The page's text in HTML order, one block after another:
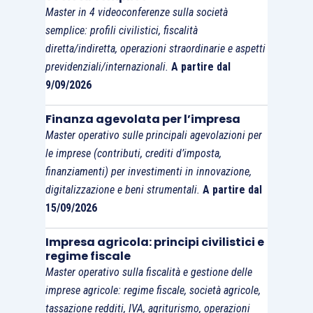
della stessa norma, in base ai quali:
le azioni proprie possono essere
acquistate solo nei limiti degli utili
distribuibili e delle riserve disponibili
risultanti dall’ultimo bilancio regolarmente
approvato. Possono essere acquistate
solo azioni interamente liberate;
l’acquisto deve essere autorizzato
dall’assemblea, che deve stabilire le
modalità di acquisto, il numero massimo
di azioni da acquistare, la durata
dell’autorizzazione all’acquisto (non
superiore a 18 mesi), il corrispettivo
minimo e il corrispettivo massimo da
Master in 4 videoconferenze sulla società
semplice: profili civilistici, fiscalità
diretta/indiretta, operazioni straordinarie e aspetti
previdenziali/internazionali. A partire dal
9/09/2026
Finanza agevolata per l’impresa
Master operativo sulle principali agevolazioni per
le imprese (contributi, crediti d’imposta,
finanziamenti) per investimenti in innovazione,
digitalizzazione e beni strumentali. A partire dal
15/09/2026
Impresa agricola: principi civilistici e
regime fiscale
Master operativo sulla fiscalità e gestione delle
imprese agricole: regime fiscale, società agricole,
tassazione redditi, IVA, agriturismo, operazioni